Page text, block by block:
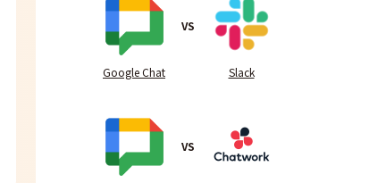
Google Chat
VS
Slack
VS